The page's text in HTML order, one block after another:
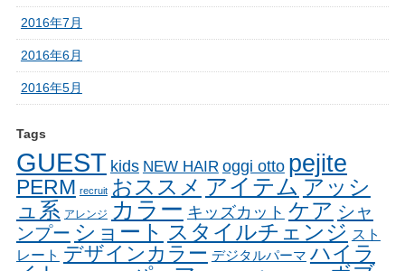
2016年7月
2016年6月
2016年5月
Tags
GUEST kids NEW HAIR oggi otto pejite
PERM recruit おススメ アイテム アッシ
ュ系 アレンジ カラー キッズカット ケア シャ
ンプー ショート スタイルチェンジ スト
レート デザインカラー デジタルパーマ ハイラ